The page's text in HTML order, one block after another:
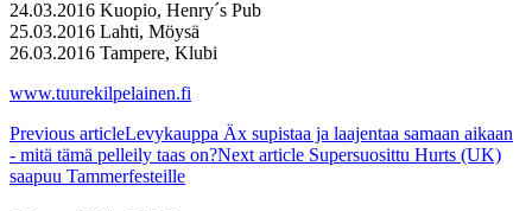
24.03.2016 Kuopio, Henry´s Pub
25.03.2016 Lahti, Möysä
26.03.2016 Tampere, Klubi
www.tuurekilpelainen.fi
Previous articleLevykauppa Äx supistaa ja laajentaa samaan aikaan
- mitä tämä pelleily taas on?Next article Supersuosittu Hurts (UK)
saapuu Tammerfesteille